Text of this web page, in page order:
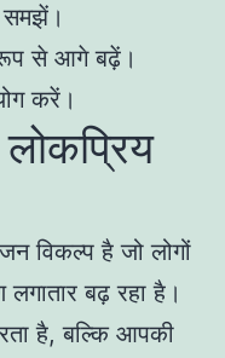
समझें।
से आगे बढ़ें।
करें।
विकल्प है जो लोगों
बढ़ रहा है।
है, बल्कि आपकी